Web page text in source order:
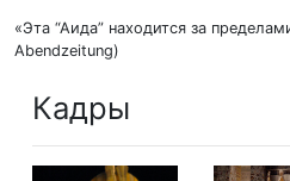
«Эта “Аида” находится за
Abendzeitung)
Кадры